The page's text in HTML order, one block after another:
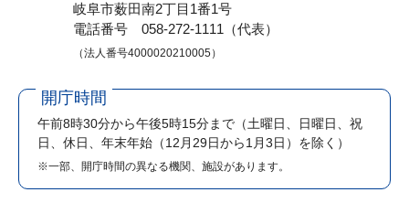
岐阜市薮田南2丁目1番1号
電話番号 058-272-1111（代表）
（法人番号4000020210005）
開庁時間
午前8時30分から午後5時15分まで （土曜日、日曜日、祝
日、休日、年末年始（12月29日から1月3日）を除く）
※一部、開庁時間の異なる機関、施設があります。